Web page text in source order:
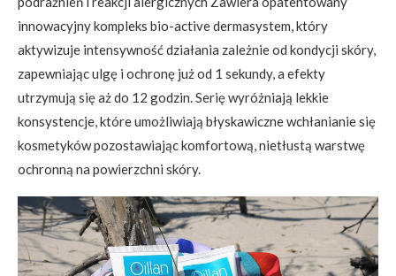
innowacyjny kompleks bio-active dermasystem, który
aktywizuje intensywność działania zależnie od kondycji skóry,
zapewniając ulgę i ochronę już od 1 sekundy, a efekty
utrzymują się aż do 12 godzin. Serię wyróżniają lekkie
konsystencje, które umożliwiają błyskawiczne wchłanianie się
kosmetyków pozostawiając komfortową, nietłustą warstwę
ochronną na powierzchni skóry.